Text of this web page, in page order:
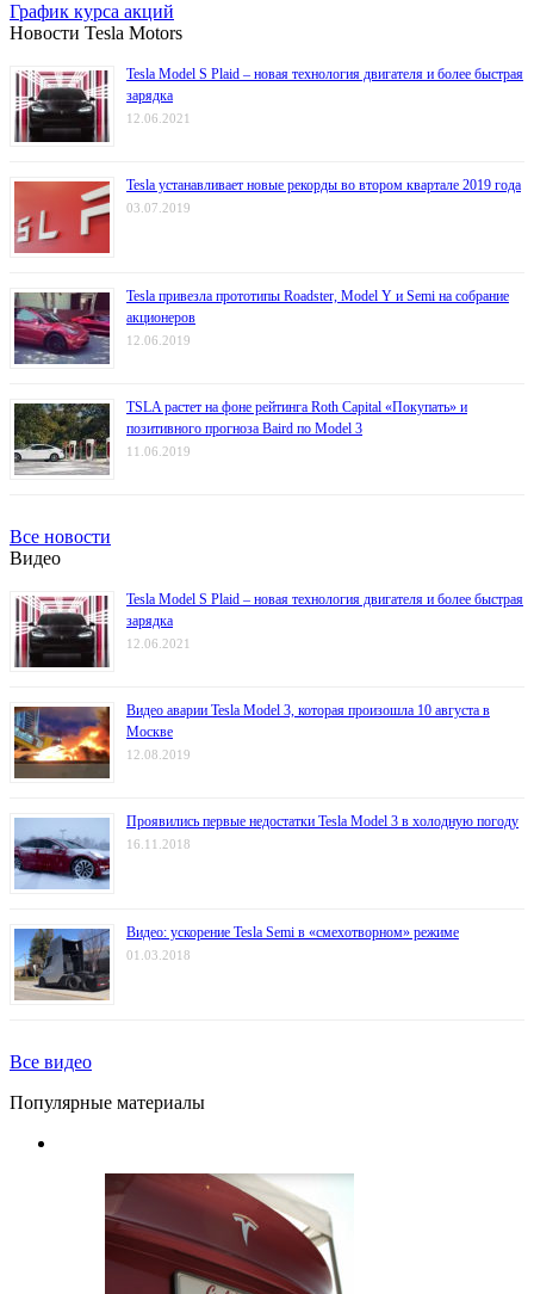
График курса акций
Новости Tesla Motors
Tesla Model S Plaid – новая технология двигателя и более быстрая
зарядка
12.06.2021
Tesla устанавливает новые рекорды во втором квартале 2019 года
03.07.2019
Tesla привезла прототипы Roadster, Model Y и Semi на собрание
акционеров
12.06.2019
TSLA растет на фоне рейтинга Roth Capital «Покупать» и
позитивного прогноза Baird по Model 3
11.06.2019
Все новости
Видео
Tesla Model S Plaid – новая технология двигателя и более быстрая
зарядка
12.06.2021
Видео аварии Tesla Model 3, которая произошла 10 августа в
Москве
12.08.2019
Проявились первые недостатки Tesla Model 3 в холодную погоду
16.11.2018
Видео: ускорение Tesla Semi в «смехотворном» режиме
01.03.2018
Все видео
Популярные материалы